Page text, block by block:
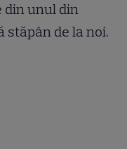
din unul din
stăpân de la noi.